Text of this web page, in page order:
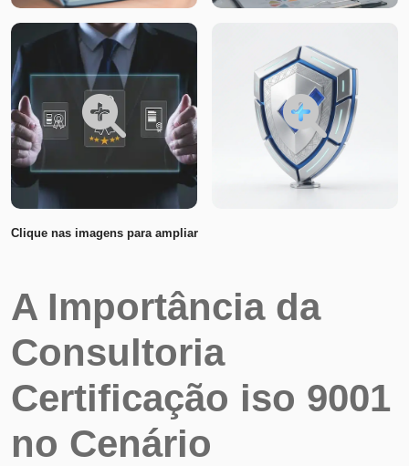
Clique nas imagens para ampliar
A Importância da
Consultoria
Certificação iso 9001
no Cenário